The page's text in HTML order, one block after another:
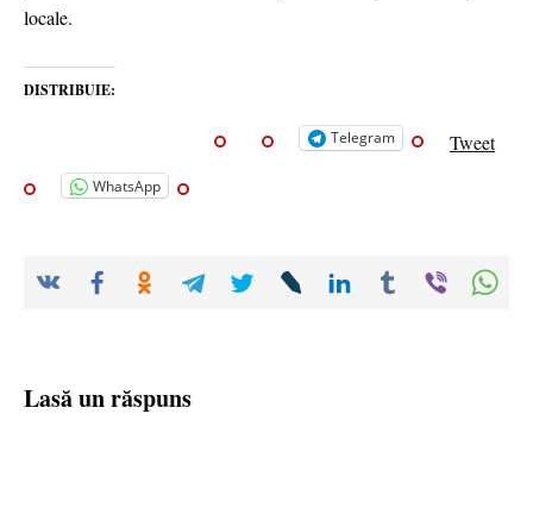
locale.
DISTRIBUIE:
Telegram Tweet
WhatsApp
Lasă un răspuns